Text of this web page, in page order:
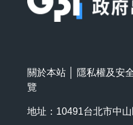
關於本站 隱私權及安
覽
地址：10491台北市中